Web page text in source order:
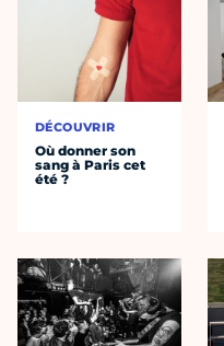
DÉCOUVRIR
Où donner son
sang à Paris cet
été ?